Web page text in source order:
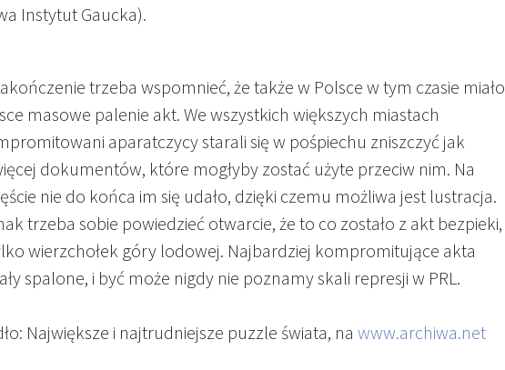
Instytut Gaucka).
trzeba wspomnieć, że także w Polsce w tym czasie miało
masowe palenie akt. We wszystkich większych miastach
aparatczycy starali się w pośpiechu zniszczyć jak
dokumentów, które mogłyby zostać użyte przeciw nim. Na
nie do końca im się udało, dzięki czemu możliwa jest lustracja.
trzeba sobie powiedzieć otwarcie, że to co zostało z akt bezpieki,
wierzchołek góry lodowej. Najbardziej kompromitujące akta
spalone, i być może nigdy nie poznamy skali represji w PRL.
Największe i najtrudniejsze puzzle świata, nawww.archiwa.net